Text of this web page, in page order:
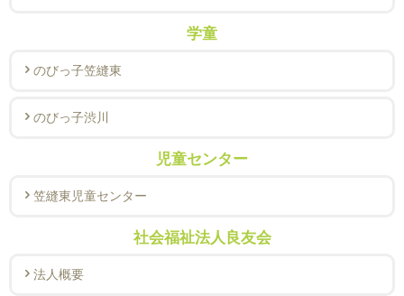
学童
のびっ子笠縫東
のびっ子渋川
児童センター
笠縫東児童センター
社会福祉法人良友会
法人概要